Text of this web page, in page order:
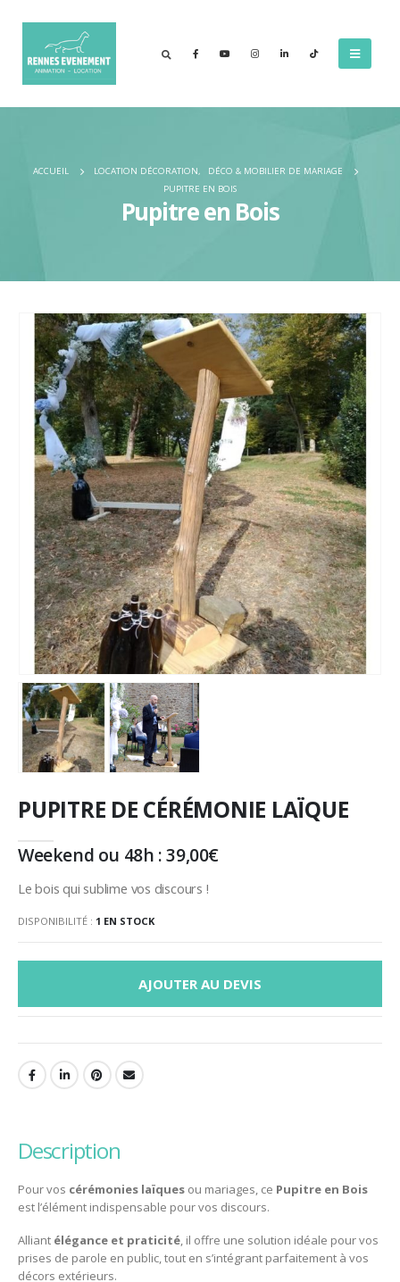
ACCUEIL LOCATION DÉCORATION,
DÉCO & MOBILIER DE MARIAGE
PUPITRE EN BOIS
Pupitre en Bois
PUPITRE DE CÉRÉMONIE LAÏQUE
Weekend ou 48h :39,00€
Le bois qui sublime vos discours !
DISPONIBILITÉ : 1 EN STOCK
AJOUTER AU DEVIS
description
Pour vos cérémonies laïques ou mariages, ce Pupitre en Bois
est l’élément indispensable pour vos discours.
Alliant élégance et praticité , il offre une solution idéale pour vos
prises de parole en public, tout en s’intégrant parfaitement à vos
décors extérieurs.